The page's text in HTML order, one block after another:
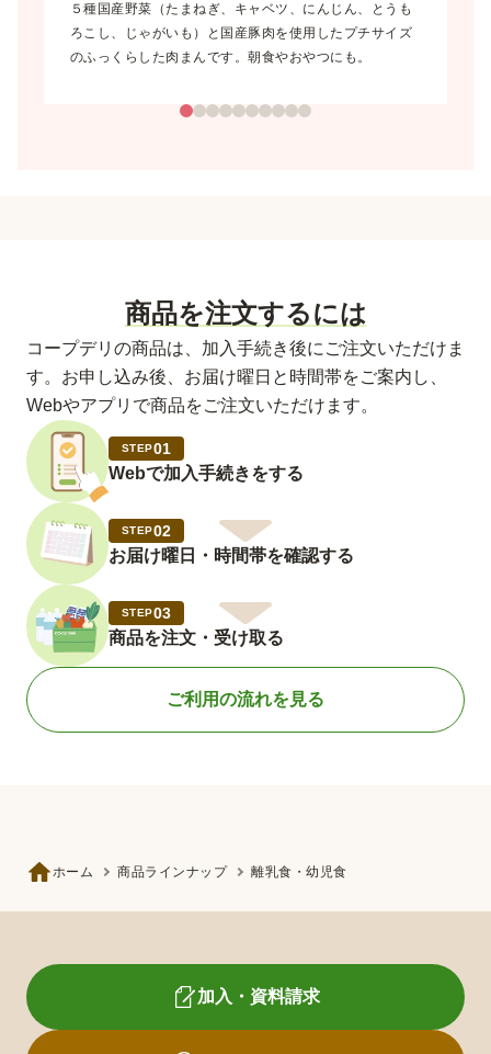
５種国産野菜（たまねぎ、キャベツ、にんじん、とうも
ろこし、じゃがいも）と国産豚肉を使用したプチサイズ
のふっくらした肉まんです。朝食やおやつにも。
商品を注文するには
コープデリの商品は、加入手続き後にご注文いただけま
す。お申し込み後、お届け曜日と時間帯をご案内し、
Webやアプリで商品をご注文いただけます。
STEP01
Webで加入手続きをする
STEP02
お届け曜日・時間帯を確認する
STEP03
商品を注文・受け取る
ご利用の流れを見る
ホーム 商品ラインナップ 離乳食・幼児食
加入・資料請求